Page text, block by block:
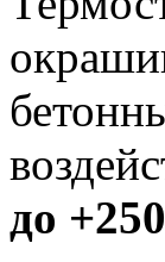
до